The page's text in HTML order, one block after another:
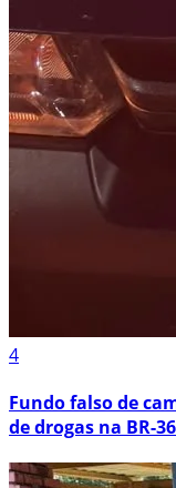
4
Fundo falso de
de drogas na BR-